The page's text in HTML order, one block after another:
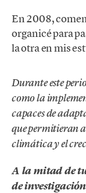
En 2008,
organicé para
la otra en mis
Durante este
como la
capaces de
que permitieran
climática y el
A la mitad de
de